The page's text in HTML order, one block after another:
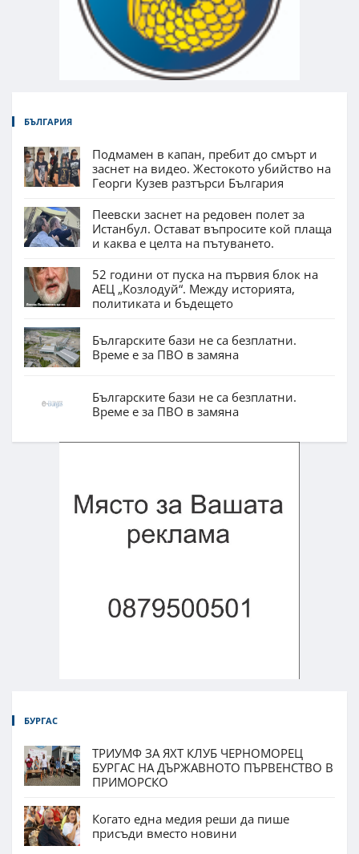
БЪЛГАРИЯ
Подмамен в капан, пребит до смърт и
заснет на видео. Жестокото убийство на
Георги Кузев разтърси България
Пеевски заснет на редовен полет за
Истанбул. Остават въпросите кой плаща
и каква е целта на пътуването.
52 години от пуска на първия блок на
АЕЦ „Козлодуй“. Между историята,
политиката и бъдещето
Българските бази не са безплатни.
Време е за ПВО в замяна
Българските бази не са безплатни.
Време е за ПВО в замяна
БУРГАС
ТРИУМФ ЗА ЯХТ КЛУБ ЧЕРНОМОРЕЦ
БУРГАС НА ДЪРЖАВНОТО ПЪРВЕНСТВО В
ПРИМОРСКО
Когато една медия реши да пише
присъди вместо новини